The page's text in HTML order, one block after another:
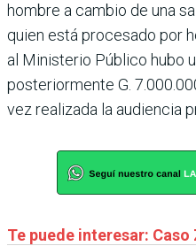
hombre a cambio de una
quien está procesado por
al Ministerio Público hubo
posteriormente G.
vez realizada la audiencia
Te puede interesar: